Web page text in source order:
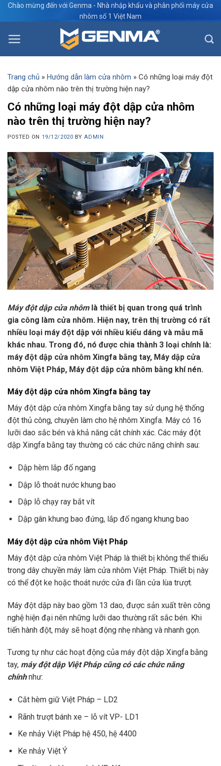
SkipChào mừng đến với Genma - Nhà nhập khẩu và phân phối máy cửa
nhôm số 1 Việt Nam
Trang chủ » Hướng dẫn làm cửa nhôm » Có những loại máy đột
dập cửa nhôm nào trên thị trường hiện nay?
Có những loại máy đột dập cửa nhôm
nào trên thị trường hiện nay?
POSTED ON 19/12/2020 BYADMIN
Máy đột dập cửa nhômlà thiết bị quan trong quá trình
gia công làm cửa nhôm. Hiện nay, trên thị trường có rất
nhiều loại máy đột dập với nhiều kiểu dáng và mẫu mã
khác nhau. Trong đó, nó được chia thành 3 loại chính là:
máy đột dập cửa nhôm Xingfa bằng tay, Máy dập cửa
nhôm Việt Pháp, Máy đột dập cửa nhôm bằng khí nén.
Máy đột dập cửa nhôm Xingfa bằng tay
Máy đột dập cửa nhôm Xingfa bằng tay sử dụng hệ thống
đột thủ công, chuyên làm cho hệ nhôm Xingfa. Máy có 16
lưỡi dao sắc bén và khả năng cắt chính xác. Các máy đột
dập Xingfa bằng tay thường có các chức năng chính sau:
Dập hèm lắp đố ngang
Dập lỗ thoát nước khung bao
Dập lỗ chạy ray bắt vít
Dập gân khung bao đứng, lắp đố ngang khung bao
Máy đột dập cửa nhôm Việt Pháp
Máy đột dập cửa nhôm Việt Pháp là thiết bị không thể thiếu
trong dây chuyền máy làm cửa nhôm Việt Pháp. Thiết bị này
có thể đột ke hoặc thoát nước cửa đi lần cửa lùa trượt.
Máy đột dập này bao gồm 13 dao, được sản xuất trên công
nghệ hiện đại nên những lưỡi dao thường rất sắc bén. Khi
tiến hành đột, máy sẽ hoạt động nhẹ nhàng và nhanh gọn.
Tương tự như các hoạt động của máy đột dập Xingfa bằng
tay, máy đột dập Việt Pháp cũng có các chức năng
chínhnhư:
Cắt hèm giữ Việt Pháp – LD2
Rãnh trượt bánh xe – lỗ vít VP- LD1
Ke nhảy Việt Pháp hệ 450, hệ 4400
Ke nhảy Việt Ý